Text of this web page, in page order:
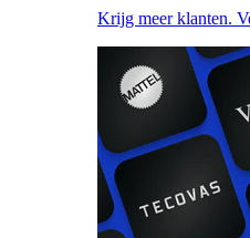
Krijg meer klanten.